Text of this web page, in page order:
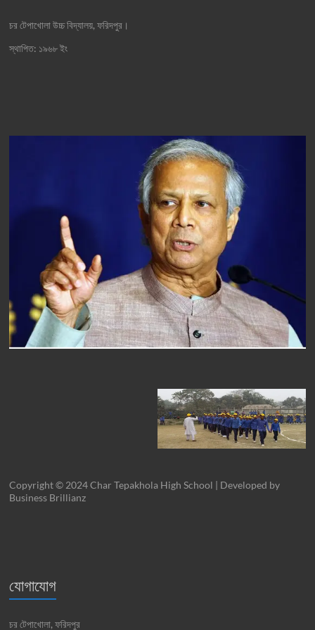
চর টেপাখোলা উচ্চ বিদ্যালয়, ফরিদপুর।
স্থাপিত: ১৯৬৮ ইং
Copyright © 2024 Char Tepakhola High School | Developed by
Business Brillianz
যোগাযোগ
চর টেপাখোলা, ফরিদপুর